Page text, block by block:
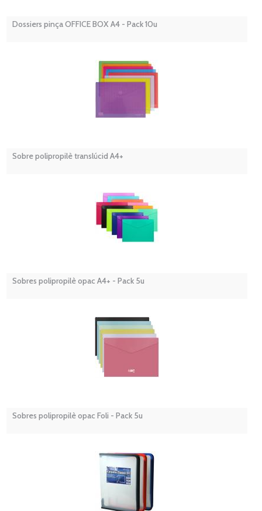
Dossiers pinça OFFICE BOX A4 - Pack 10u
Sobre polipropilè translúcid A4+
Sobres polipropilè opac A4+ - Pack 5u
Sobres polipropilè opac Foli - Pack 5u